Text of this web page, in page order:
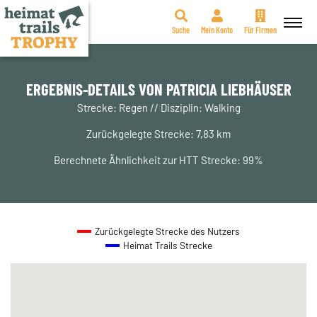
Zum
springen
Suche Mein Konto Für Firmen
ERGEBNIS-DETAILS VON PATRICIA LIEBHÄUSER
Strecke: Regen // Disziplin: Walking
Zurückgelegte Strecke: 7,83 km
Berechnete Ähnlichkeit zur HTT Strecke: 99%
Zurückgelegte Strecke des Nutzers
Heimat Trails Strecke